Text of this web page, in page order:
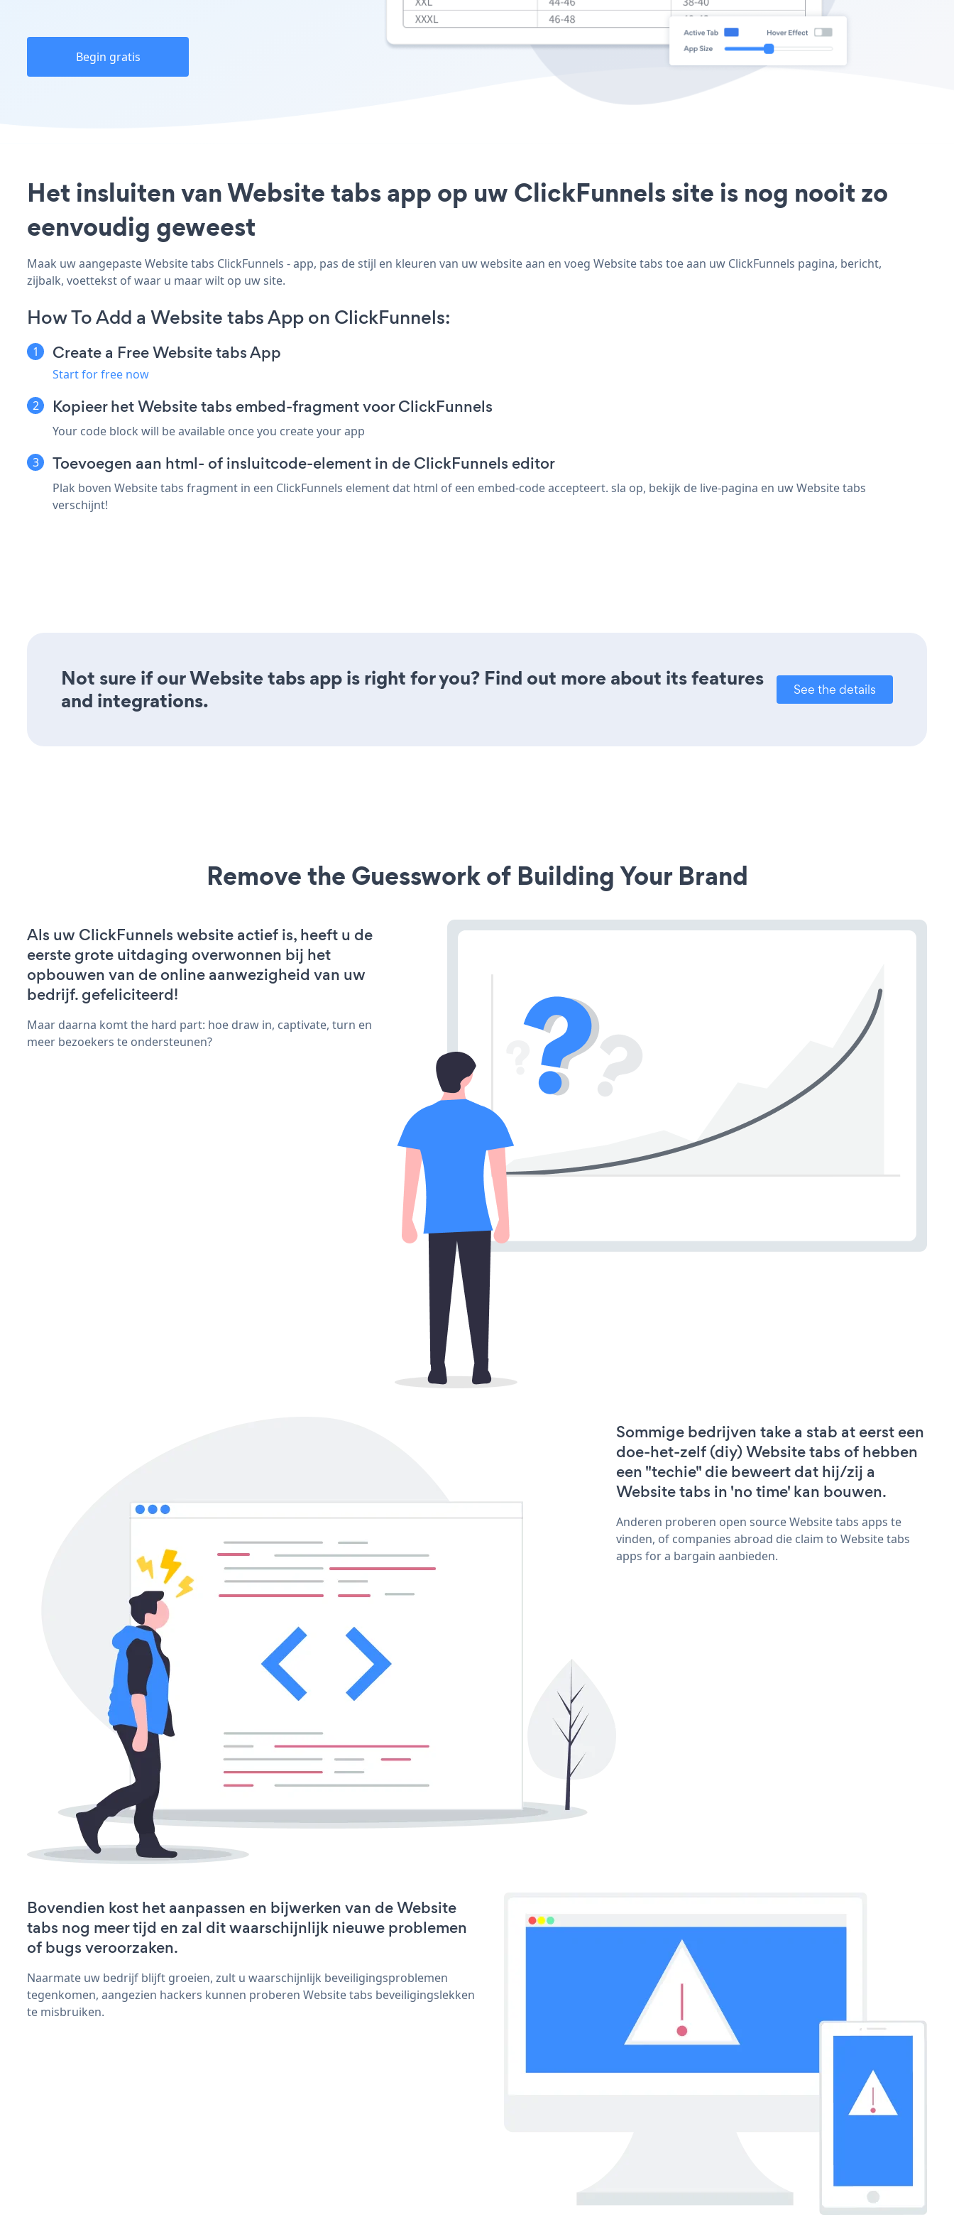
Begin gratis
Het insluiten van Website tabs app op uw ClickFunnels site is nog nooit zo
eenvoudig geweest
Maak uw aangepaste Website tabs ClickFunnels - app, pas de stijl en kleuren van uw website aan en voeg Website tabs toe aan uw ClickFunnels pagina, bericht,
zijbalk, voettekst of waar u maar wilt op uw site.
How To Add a Website tabs App on ClickFunnels:
Create a Free Website tabs App
Start for free now
Kopieer het Website tabs embed-fragment voor ClickFunnels
Your code block will be available once you create your app
Toevoegen aan html- of insluitcode-element in de ClickFunnels editor
Plak boven Website tabs fragment in een ClickFunnels element dat html of een embed-code accepteert. sla op, bekijk de live-pagina en uw Website tabs
verschijnt!
Not sure if our Website tabs app is right for you? Find out more about its features
and integrations.
See the details
Remove the Guesswork of Building Your Brand
Als uw ClickFunnels website actief is, heeft u de
eerste grote uitdaging overwonnen bij het
opbouwen van de online aanwezigheid van uw
bedrijf. gefeliciteerd!
Maar daarna komt the hard part: hoe draw in, captivate, turn en
meer bezoekers te ondersteunen?
Sommige bedrijven take a stab at eerst een
doe-het-zelf (diy) Website tabs of hebben
een "techie" die beweert dat hij/zij a
Website tabs in 'no time' kan bouwen.
Anderen proberen open source Website tabs apps te
vinden, of companies abroad die claim to Website tabs
apps for a bargain aanbieden.
Bovendien kost het aanpassen en bijwerken van de Website
tabs nog meer tijd en zal dit waarschijnlijk nieuwe problemen
of bugs veroorzaken.
Naarmate uw bedrijf blijft groeien, zult u waarschijnlijk beveiligingsproblemen
tegenkomen, aangezien hackers kunnen proberen Website tabs beveiligingslekken
te misbruiken.